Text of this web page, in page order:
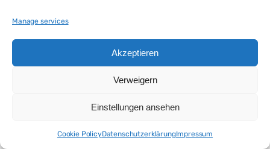
Manage services
Akzeptieren
Verweigern
Einstellungen ansehen
Cookie PolicyDatenschutzerklärungImpressum